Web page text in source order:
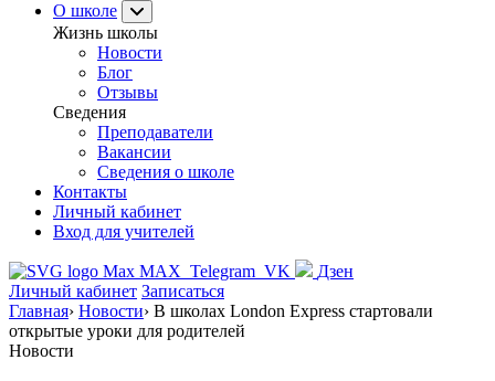
О школе
Жизнь школы
Новости
Блог
Отзывы
Сведения
Преподаватели
Вакансии
Сведения о школе
Контакты
Личный кабинет
Вход для учителей
MAX Telegram VK
Дзен
Личный кабинет Записаться
Главная› Новости› В школах London Express стартовали
открытые уроки для родителей
Новости